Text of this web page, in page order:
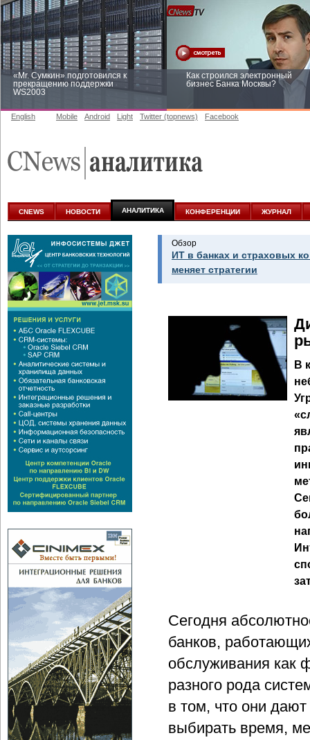
«Mr. Сумкин» подготовился к
прекращению поддержки
WS2003
Как строился электронный
бизнес Банка Москвы?
аналитике
English Mobile Android Light Twitter (topnews) Facebook
CNEWS НОВОСТИ АНАЛИТИКА КОНФЕРЕНЦИИ ЖУРНАЛ
Обзор
ИТ в банках и страховых
меняет стратегии
В
Сегодня
банков,
обслуживания как
разного рода
в том, что они
выбирать время,